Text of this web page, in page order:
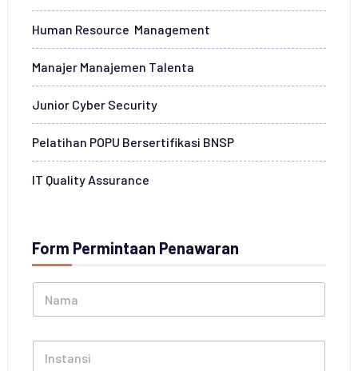
Human Resource Management
Manajer Manajemen Talenta
Junior Cyber Security
Pelatihan POPU Bersertifikasi BNSP
IT Quality Assurance
Form Permintaan Penawaran
N
m
I